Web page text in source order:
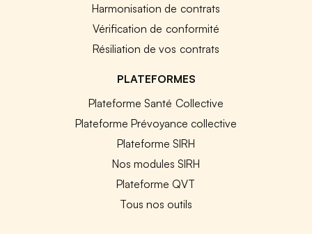
Harmonisation de contrats
Vérification de conformité
Résiliation de vos contrats
PLATEFORMES
Plateforme Santé Collective
Plateforme Prévoyance collective
Plateforme SIRH
Nos modules SIRH
Plateforme QVT
Tous nos outils